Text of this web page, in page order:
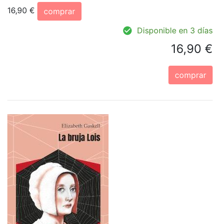
16,90 €
comprar
Disponible en 3 días
16,90 €
comprar